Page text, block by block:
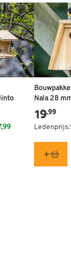
Nala 28
19,99
Ledenprijs: